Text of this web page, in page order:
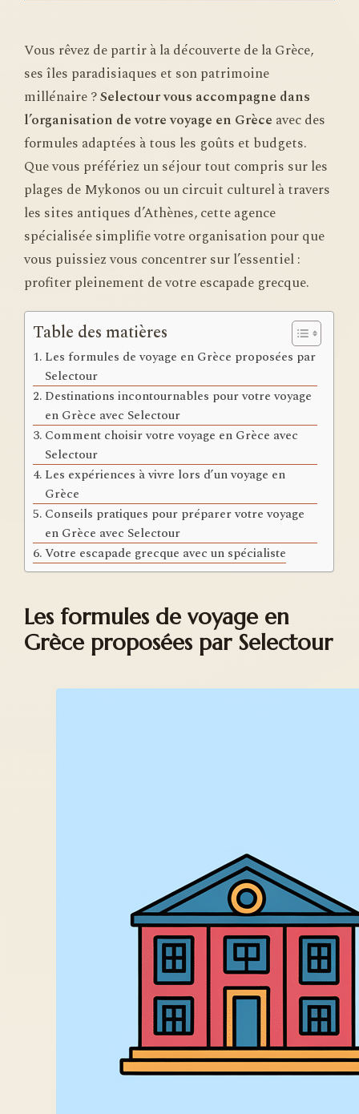
Vous rêvez de partir à la découverte de la Grèce,
ses îles paradisiaques et son patrimoine
millénaire ?Selectour vous accompagne dans
l’organisation de votre voyage en Grèce avec des
formules adaptées à tous les goûts et budgets.
Que vous préfériez un séjour tout compris sur les
plages de Mykonos ou un circuit culturel à travers
les sites antiques d’Athènes, cette agence
spécialisée simplifie votre organisation pour que
vous puissiez vous concentrer sur l’essentiel :
profiter pleinement de votre escapade grecque.
Table des matières
Les formules de voyage en Grèce proposées par
Selectour
Destinations incontournables pour votre voyage
en Grèce avec Selectour
Comment choisir votre voyage en Grèce avec
Selectour
Les expériences à vivre lors d’un voyage en
Grèce
Conseils pratiques pour préparer votre voyage
en Grèce avec Selectour
Votre escapade grecque avec un spécialiste
Les formules de voyage en
Grèce proposées par Selectour